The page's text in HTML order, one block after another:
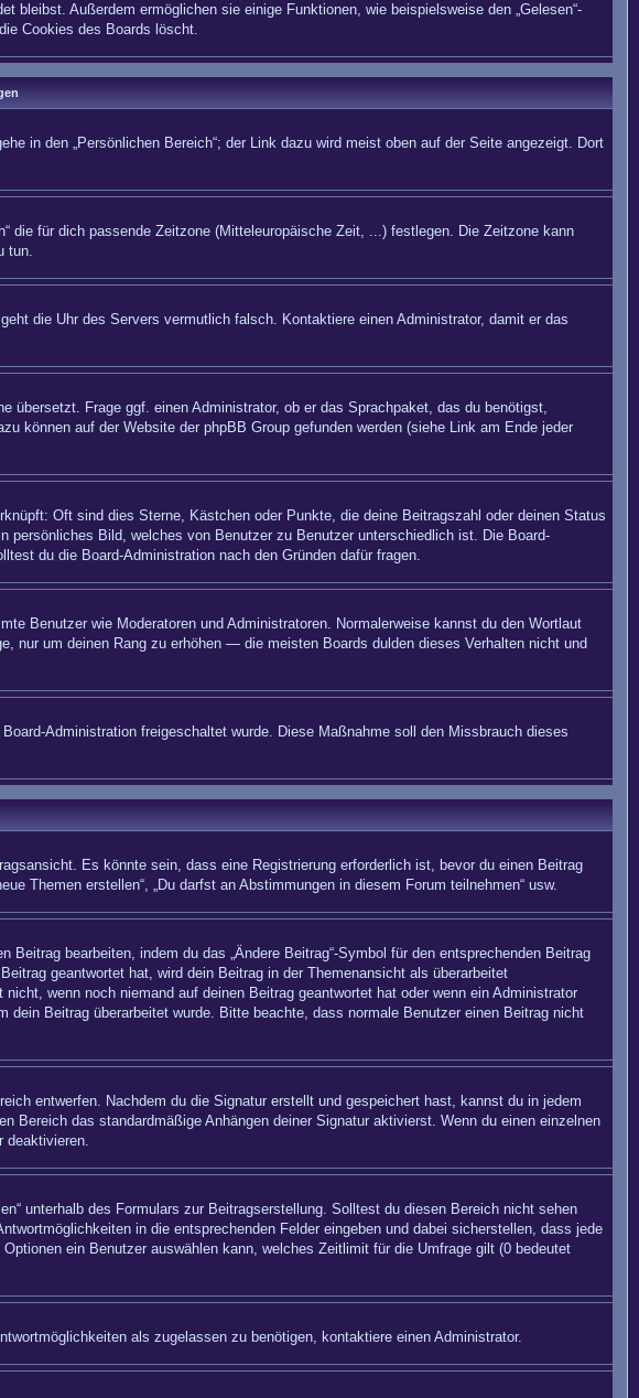
Außerdem ermöglichen sie einige Funktionen, wie beispielsweise den „Gelesen“-
Cookies des Boards löscht.
in den „Persönlichen Bereich“; der Link dazu wird meist oben auf der Seite angezeigt. Dort
die für dich passende Zeitzone (Mitteleuropäische Zeit, ...) festlegen. Die Zeitzone kann
tun.
die Uhr des Servers vermutlich falsch. Kontaktiere einen Administrator, damit er das
übersetzt. Frage ggf. einen Administrator, ob er das Sprachpaket, das du benötigst,
können auf der Website der phpBB Group gefunden werden (siehe Link am Ende jeder
Oft sind dies Sterne, Kästchen oder Punkte, die deine Beitragszahl oder deinen Status
persönliches Bild, welches von Benutzer zu Benutzer unterschiedlich ist. Die Board-
du die Board-Administration nach den Gründen dafür fragen.
Benutzer wie Moderatoren und Administratoren. Normalerweise kannst du den Wortlaut
nur um deinen Rang zu erhöhen — die meisten Boards dulden dieses Verhalten nicht und
Administration freigeschaltet wurde. Diese Maßnahme soll den Missbrauch dieses
Es könnte sein, dass eine Registrierung erforderlich ist, bevor du einen Beitrag
Themen erstellen“, „Du darfst an Abstimmungen in diesem Forum teilnehmen“ usw.
bearbeiten, indem du das „Ändere Beitrag“-Symbol für den entsprechenden Beitrag
geantwortet hat, wird dein Beitrag in der Themenansicht als überarbeitet
wenn noch niemand auf deinen Beitrag geantwortet hat oder wenn ein Administrator
Beitrag überarbeitet wurde. Bitte beachte, dass normale Benutzer einen Beitrag nicht
entwerfen. Nachdem du die Signatur erstellt und gespeichert hast, kannst du in jedem
Bereich das standardmäßige Anhängen deiner Signatur aktivierst. Wenn du einen einzelnen
deaktivieren.
unterhalb des Formulars zur Beitragserstellung. Solltest du diesen Bereich nicht sehen
in die entsprechenden Felder eingeben und dabei sicherstellen, dass jede
ein Benutzer auswählen kann, welches Zeitlimit für die Umfrage gilt (0 bedeutet
als zugelassen zu benötigen, kontaktiere einen Administrator.